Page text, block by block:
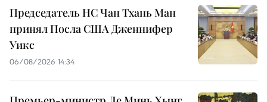
Председатель НС Чан Тхань Ман
принял Посла США Дженнифер
Уикс
06/08/2026 14:34